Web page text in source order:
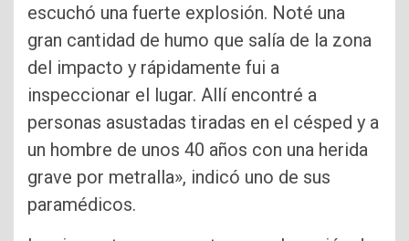
escuchó una fuerte explosión. Noté una
gran cantidad de humo que salía de la zona
del impacto y rápidamente fui a
inspeccionar el lugar. Allí encontré a
personas asustadas tiradas en el césped y a
un hombre de unos 40 años con una herida
grave por metralla», indicó uno de sus
paramédicos.